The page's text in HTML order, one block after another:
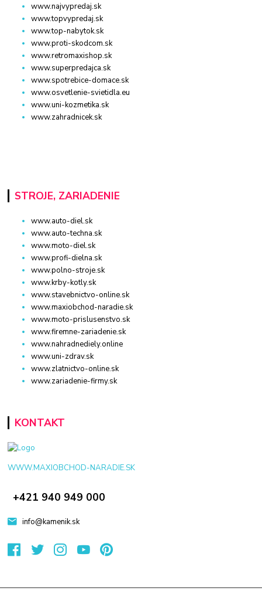
www.najvypredaj.sk
www.topvypredaj.sk
www.top-nabytok.sk
www.proti-skodcom.sk
www.retromaxishop.sk
www.superpredajca.sk
www.spotrebice-domace.sk
www.osvetlenie-svietidla.eu
www.uni-kozmetika.sk
www.zahradnicek.sk
STROJE, ZARIADENIE
www.auto-diel.sk
www.auto-techna.sk
www.moto-diel.sk
www.profi-dielna.sk
www.polno-stroje.sk
www.krby-kotly.sk
www.stavebnictvo-online.sk
www.maxiobchod-naradie.sk
www.moto-prislusenstvo.sk
www.firemne-zariadenie.sk
www.nahradnediely.online
www.uni-zdrav.sk
www.zlatnictvo-online.sk
www.zariadenie-firmy.sk
KONTAKT
WWW.MAXIOBCHOD-NARADIE.SK
+421 940 949 000
info@kamenik.sk